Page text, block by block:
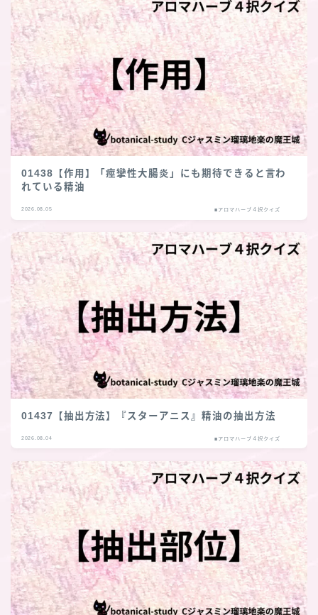
01438【作用】「痙攣性大腸炎」にも期待できると言わ
れている精油
2026.08.05 ■アロマハーブ４択クイズ
01437【抽出方法】『スターアニス』精油の抽出方法
2026.08.04 ■アロマハーブ４択クイズ